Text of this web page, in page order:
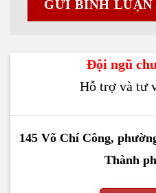
Đội ngũ
Hỗ trợ và tư
145 Võ Chí Công,
Thành